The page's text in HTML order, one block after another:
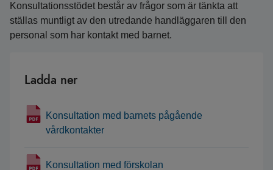
Konsultationsstödet består av frågor som är tänkta att
ställas muntligt av den utredande handläggaren till den
personal som har kontakt med barnet.
Ladda ner
Konsultation med barnets pågående
vårdkontakter
Konsultation med förskolan